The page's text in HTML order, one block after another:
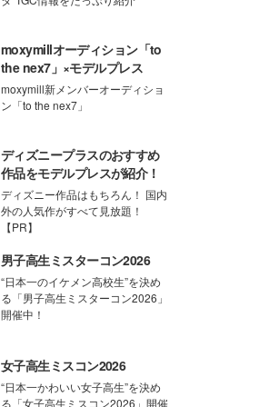
moxymillオーディション「to
the nex7」×モデルプレス
moxymill新メンバーオーディショ
ン「to the nex7」
ディズニープラスのおすすめ
作品をモデルプレスが紹介！
ディズニー作品はもちろん！ 国内
外の人気作がすべて見放題！
【PR】
男子高生ミスターコン2026
“日本一のイケメン高校生”を決め
る「男子高生ミスターコン2026」
開催中！
女子高生ミスコン2026
“日本一かわいい女子高生”を決め
る「女子高生ミスコン2026」開催